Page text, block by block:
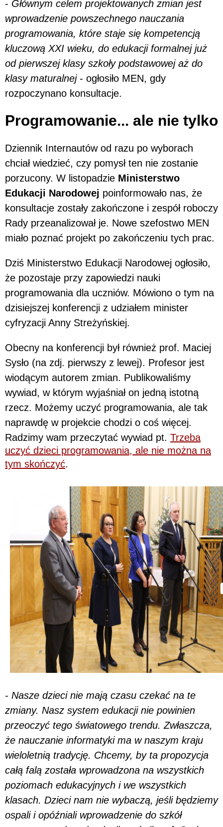
- Głównym celem projektowanych zmian jest
wprowadzenie powszechnego nauczania
programowania, które staje się kompetencją
kluczową XXI wieku, do edukacji formalnej już
od pierwszej klasy szkoły podstawowej aż do
klasy maturalnej - ogłosiło MEN, gdy
rozpoczynano konsultacje.
Programowanie... ale nie tylko
Dziennik Internautów od razu po wyborach
chciał wiedzieć, czy pomysł ten nie zostanie
porzucony. W listopadzie Ministerstwo
Edukacji Narodowej poinformowało nas, że
konsultacje zostały zakończone i zespół roboczy
Rady przeanalizował je. Nowe szefostwo MEN
miało poznać projekt po zakończeniu tych prac.
Dziś Ministerstwo Edukacji Narodowej ogłosiło,
że pozostaje przy zapowiedzi nauki
programowania dla uczniów. Mówiono o tym na
dzisiejszej konferencji z udziałem minister
cyfryzacji Anny Streżyńskiej.
Obecny na konferencji był również prof. Maciej
Sysło (na zdj. pierwszy z lewej). Profesor jest
wiodącym autorem zmian. Publikowaliśmy
wywiad, w którym wyjaśniał on jedną istotną
rzecz. Możemy uczyć programowania, ale tak
naprawdę w projekcie chodzi o coś więcej.
Radzimy wam przeczytać wywiad pt. Trzeba
uczyć dzieci programowania, ale nie można na
tym skończyć.
- Nasze dzieci nie mają czasu czekać na te
zmiany. Nasz system edukacji nie powinien
przeoczyć tego światowego trendu. Zwłaszcza,
że nauczanie informatyki ma w naszym kraju
wieloletnią tradycję. Chcemy, by ta propozycja
całą falą została wprowadzona na wszystkich
poziomach edukacyjnych i we wszystkich
klasach. Dzieci nam nie wybaczą, jeśli będziemy
ospali i opóźniali wprowadzenie do szkół